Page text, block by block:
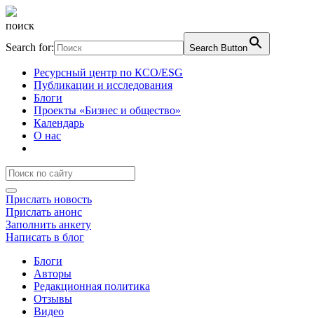
поиск
Search for:
Search Button
Ресурсный центр по КСО/ESG
Публикации и исследования
Блоги
Проекты «Бизнес и общество»
Календарь
О нас
Прислать новость
Прислать анонс
Заполнить анкету
Написать в блог
Блоги
Авторы
Редакционная политика
Отзывы
Видео